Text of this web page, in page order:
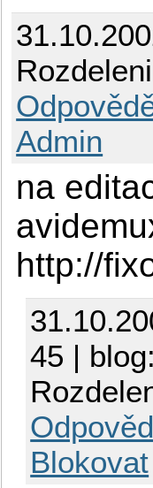
Admin
na
http://
45 |
Blokovat